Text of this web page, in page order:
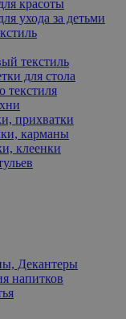
красоты
ухода за детьми
текстиль
для стола
текстиля
прихватки
карманы
клеенки
Декантеры
напитков